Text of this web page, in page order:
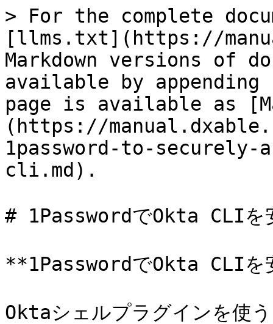
> For the complete
[llms.txt](https://
Markdown versions of
available by
page is available as
(https://
1password-to-
cli.md).
# 1PasswordでOkta CLIを
**1PasswordでOkta CLIを
Oktaシェルプラグインを使